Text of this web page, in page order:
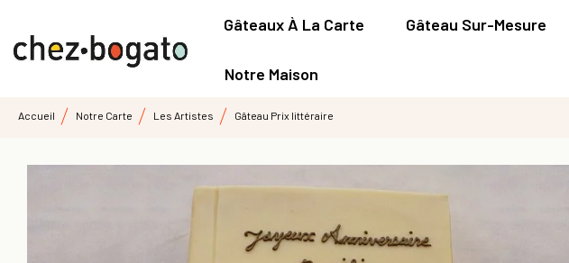
Gâteaux À La Carte Gâteau Sur-Mesure
Notre Maison
Accueil Notre Carte Les Artistes Gâteau Prix littéraire